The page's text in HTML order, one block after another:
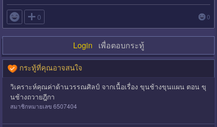
 0 0
Login เพื่อตอบกระทู้
กระทู้ที่คุณอาจสนใจ
วิเคราะห์คุณค่าด้านวรรณศิลป์ จากเนื้อเรื่อง ขุนช้างขุนแผน ตอน ขุ
นช้างถวายฎีกา
สมาชิกหมายเลข 6507404